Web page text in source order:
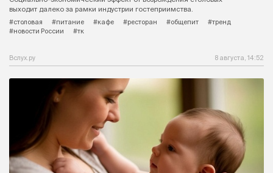
выходит далеко за рамки индустрии гостеприимства.
#столовая
#питание #кафе #ресторан #общепит
#тренд
#новости России
#тк
Вслух.ру 8 августа, 14:52